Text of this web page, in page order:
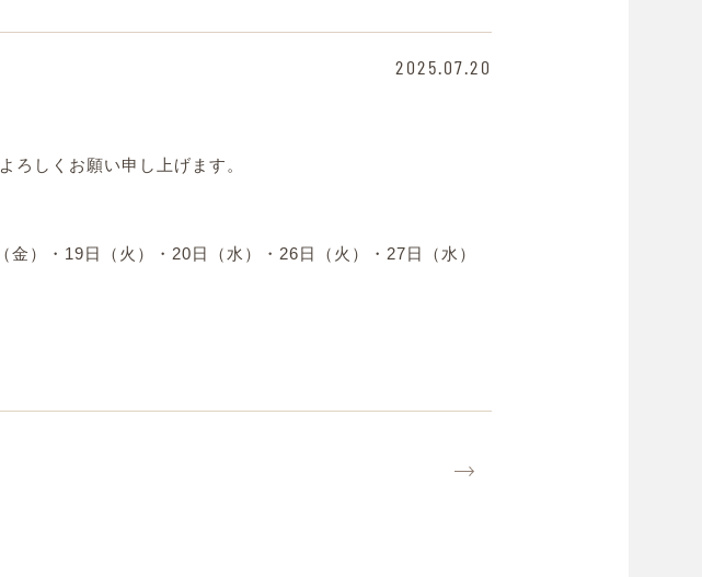
2025.07.20
ろしくお願い申し上げます。
）・19日（火）・20日（水）・26日（火）・27日（水）